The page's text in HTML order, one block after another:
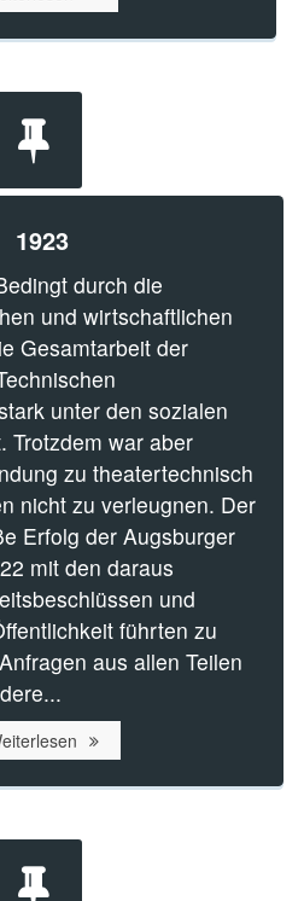
1923
durch die
und wirtschaftlichen
Gesamtarbeit der
unter den sozialen
Trotzdem war aber
zu theatertechnisch
nicht zu verleugnen. Der
Erfolg der Augsburger
mit den daraus
und
führten zu
aus allen Teilen